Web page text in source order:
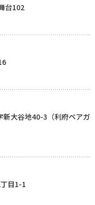
台102
大谷地40-3（利府ペアガ
目1-1